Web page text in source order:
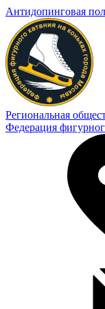
Антидопинговая
Региональная
Федерация